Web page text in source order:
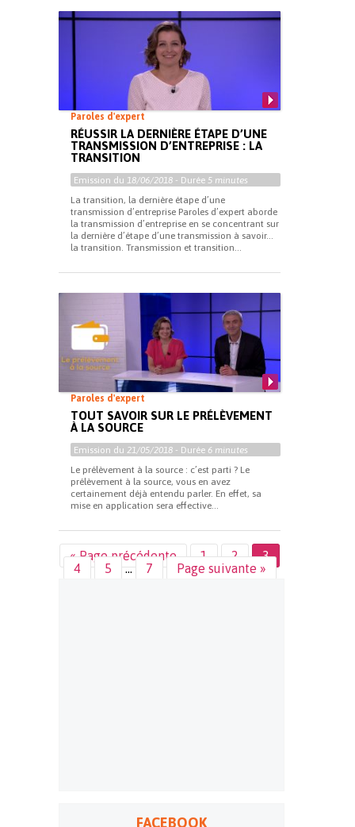
Paroles d'expert
RÉUSSIR LA DERNIÈRE ÉTAPE D’UNE
TRANSMISSION D’ENTREPRISE : LA
TRANSITION
Emission du 18/06/2018 - Durée 5 minutes
La transition, la dernière étape d’une
transmission d’entreprise Paroles d’expert aborde
la transmission d’entreprise en se concentrant sur
la dernière d’étape d’une transmission à savoir…
la transition. Transmission et transition...
Paroles d'expert
TOUT SAVOIR SUR LE PRÉLÈVEMENT
À LA SOURCE
Emission du 21/05/2018 - Durée 6 minutes
Le prélèvement à la source : c’est parti ? Le
prélèvement à la source, vous en avez
certainement déjà entendu parler. En effet, sa
mise en application sera effective...
« Page précédente 1 2
3
4
5 … 7 Page suivante »
FACEBOOK